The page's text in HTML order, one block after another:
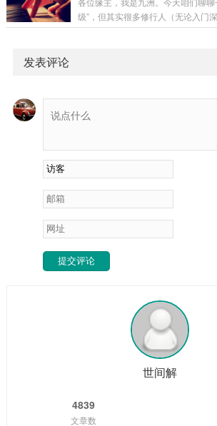
不开。家人觉得你折腾，朋友说你喜
那种渴望非常真实，像是一种本能
级”，但其实很多修行人（无论入门
头——好想找个没人的地方“闭关”啊
说说，这种渴望背后，到底藏着怎
世，是灵魂的“自我修复”与...
发表评论
提交评论
世间解
4839
文章数